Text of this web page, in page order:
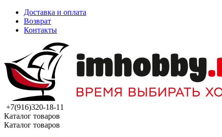
Доставка и оплата
Возврат
Контакты
+7(916)320-18-11
Каталог товаров
Каталог товаров